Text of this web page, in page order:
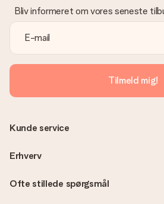
venligst vores kundeservice, de
passende løsning.
Er fakturaen sendt sammen med
Ingen faktura sendes med din ordre.
fakturaen i bekræftelsesemailen, og
MySurprise-konto. Det betyder at du
direkte til modtageren, hvilket gør det
overraskelse!
Bliv informeret om vores seneste
Tilmeld mig!
Ofte stillede spørgsmål
Kunde service
Erhverv